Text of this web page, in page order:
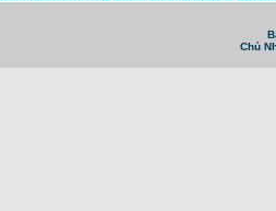
Chủ